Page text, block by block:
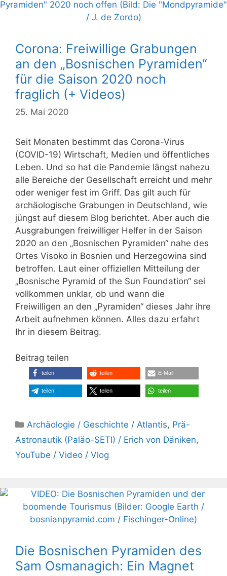
Corona: Freiwillige Grabungen
an den „Bosnischen Pyramiden“
für die Saison 2020 noch
fraglich (+ Videos)
25. Mai 2020
Seit Monaten bestimmt das Corona-Virus
(COVID-19) Wirtschaft, Medien und öffentliches
Leben. Und so hat die Pandemie längst nahezu
alle Bereiche der Gesellschaft erreicht und mehr
oder weniger fest im Griff. Das gilt auch für
archäologische Grabungen in Deutschland, wie
jüngst auf diesem Blog berichtet. Aber auch die
Ausgrabungen freiwilliger Helfer in der Saison
2020 an den „Bosnischen Pyramiden“ nahe des
Ortes Visoko in Bosnien und Herzegowina sind
betroffen. Laut einer offiziellen Mitteilung der
„Bosnische Pyramid of the Sun Foundation“ sei
vollkommen unklar, ob und wann die
Freiwilligen an den „Pyramiden“ dieses Jahr ihre
Arbeit aufnehmen können. Alles dazu erfahrt
Ihr in diesem Beitrag.
Beitrag teilen
teilen teilen E-Mail
teilen teilen teilen
Kategorien
Archäologie / Geschichte / Atlantis, Prä-
Astronautik (Paläo-SETI) / Erich von Däniken,
YouTube / Video / Vlog
Die Bosnischen Pyramiden des
Sam Osmanagich: Ein Magnet